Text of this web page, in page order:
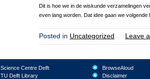
Dit is hoe we in de wiskunde verzamelingen
even lang worden. Dat idee gaan we
Posted in Uncategorized Leave
Science Centre Delft
TU Delft Library
BrowseAloud
Disclaimer